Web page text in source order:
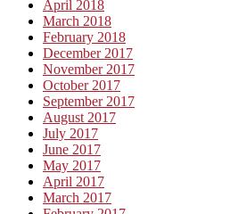
April 2018
March 2018
February 2018
December 2017
November 2017
October 2017
September 2017
August 2017
July 2017
June 2017
May 2017
April 2017
March 2017